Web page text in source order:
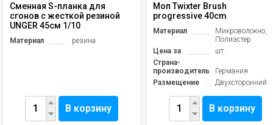
Сменная S-планка для
сгонов с жесткой резиной
UNGER 45см 1/10
Материал резина
В корзину
Моп Twixter Brush
progressive 40cm
Материал
Микроволокно,
Полиэстер
Цена за
шт.
Страна-
производитель
Германия
Размещение
Двухсторонний
В корзину